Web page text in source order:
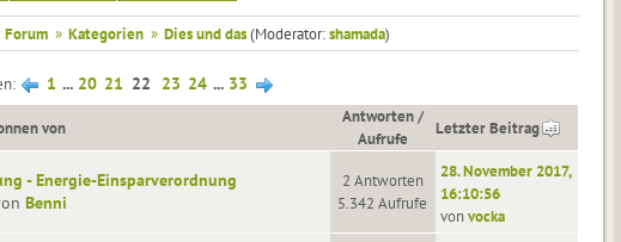
» Kategorien » Dies und das (Moderator:shamada)
1 ... 20 21 22 23 24 ... 33
von
Antworten/
Aufrufe
Letzter Beitrag
- Energie-Einsparverordnung
Benni
2 Antworten
5.342 Aufrufe
28. November 2017,
16:10:56
vonvocka